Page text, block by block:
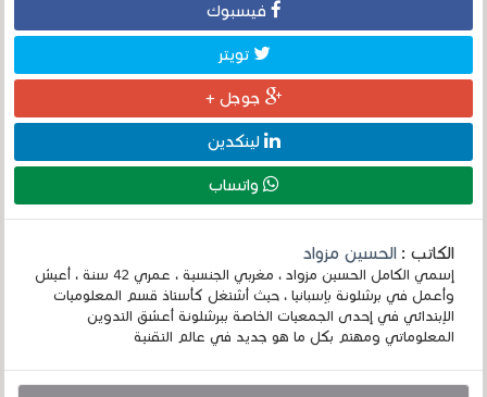
فيسبوك
تويتر
جوجل +
لينكدين
واتساب
الكاتب :الحسين مزواد
إسمي الكامل الحسين مزواد ، مغربي الجنسية ، عمري 42 سنة ، أعيش
وأعمل في برشلونة بإسبانيا ، حيث أشتغل كأستاذ قسم المعلوميات
الإبتدائي في إحدى الجمعيات الخاصة ببرشلونة أعشق التدوين
المعلوماتي ومهتم بكل ما هو جديد في عالم التقنية